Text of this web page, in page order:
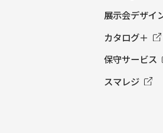
展示会デザイ
カタログ＋
保守サービス
スマレジ